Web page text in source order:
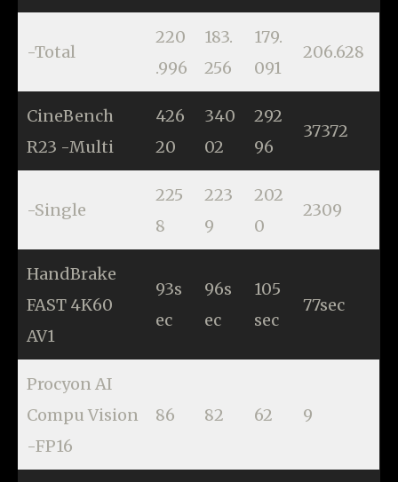
-Total
220
.996
183.
256
179.
091
206.628
CineBench
R23 -Multi
426
20
340
02
292
96
37372
-Single
225
8
223
9
202
0
2309
HandBrake
FAST 4K60
AV1
93s
ec
96s
ec
105
sec
77sec
Procyon AI
Compu Vision
-FP16
86 82 62 9